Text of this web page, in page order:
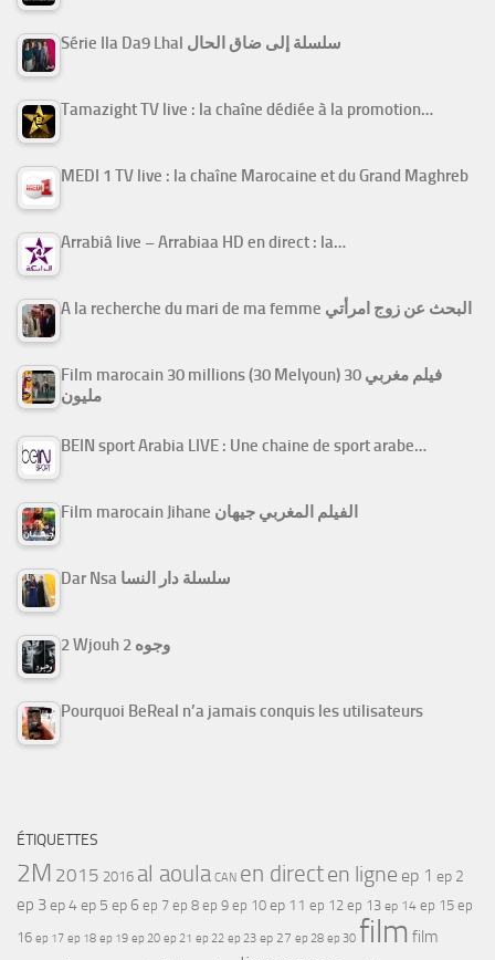
Série Ila Da9 Lhal سلسلة إلى ضاق الحال
Tamazight TV live : la chaîne dédiée à la promotion…
MEDI 1 TV live : la chaîne Marocaine et du Grand Maghreb
Arrabiâ live – Arrabiaa HD en direct : la…
A la recherche du mari de ma femme البحث عن زوج امرأتي
Film marocain 30 millions (30 Melyoun) فيلم مغربي 30
مليون
BEIN sport Arabia LIVE : Une chaine de sport arabe…
Film marocain Jihane الفيلم المغربي جيهان
Dar Nsa سلسلة دار النسا
2 Wjouh 2 وجوه
Pourquoi BeReal n’a jamais conquis les utilisateurs
ÉTIQUETTES
2M 2015 2016 al aoula CAN en directen ligne ep 1 ep 2
ep 3ep 4ep 5 ep 6 ep 7 ep 8 ep 9 ep 10 ep 11 ep 12 ep 13 ep 14 ep 15 ep
16 ep 17 ep 18 ep 19 ep 20 ep 21 ep 22 ep 23 ep 27 ep 28 ep 30 film film